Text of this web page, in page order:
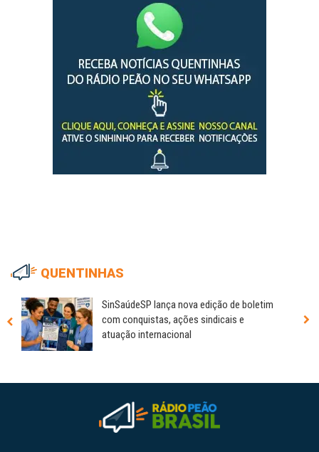
QUENTINHAS
SinSaúdeSP lança nova edição de boletim
com conquistas, ações sindicais e
atuação internacional